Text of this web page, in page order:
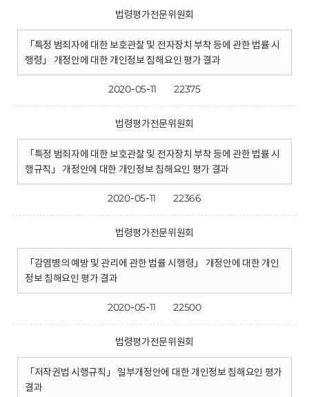
법령평가전문위원회
「특정 범죄자에 대한 보호관찰 및 전자장치 부착 등에 관한 법률 시
행령」 개정안에 대한 개인정보 침해요인 평가 결과
2020-05-11 22375
법령평가전문위원회
「특정 범죄자에 대한 보호관찰 및 전자장치 부착 등에 관한 법률 시
행규칙」 개정안에 대한 개인정보 침해요인 평가 결과
2020-05-11 22366
법령평가전문위원회
「감염병의 예방 및 관리에 관한 법률 시행령」 개정안에 대한 개인
정보 침해요인 평가 결과
2020-05-11 22500
법령평가전문위원회
「저작권법 시행규칙」 일부개정안에 대한 개인정보 침해요인 평가
결과